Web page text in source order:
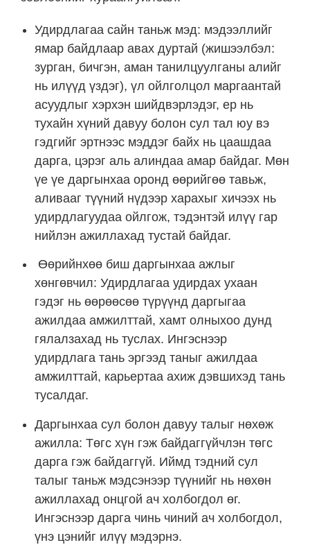
Удирдлагаа сайн таньж мэд: мэдээллийг
ямар байдлаар авах дуртай (жишээлбэл:
зурган, бичгэн, аман танилцуулганы алийг
нь илүүд үздэг), үл ойлголцол маргаантай
асуудлыг хэрхэн шийдвэрлэдэг, ер нь
тухайн хүний давуу болон сул тал юу вэ
гэдгийг эртнээс мэддэг байх нь цаашдаа
дарга, цэрэг аль алиндаа амар байдаг. Мөн
үе үе даргынхаа оронд өөрийгөө тавьж,
аливааг түүний нүдээр харахыг хичээх нь
удирдлагуудаа ойлгож, тэдэнтэй илүү гар
нийлэн ажиллахад тустай байдаг.
Өөрийнхөө биш даргынхаа ажлыг
хөнгөвчил: Удирдлагаа удирдах ухаан
гэдэг нь өөрөөсөө түрүүнд даргыгаа
ажилдаа амжилттай, хамт олныхоо дунд
гялалзахад нь туслах. Ингэснээр
удирдлага тань эргээд таныг ажилдаа
амжилттай, карьертаа ахиж дэвшихэд тань
тусалдаг.
Даргынхаа сул болон давуу талыг нөхөж
ажилла: Төгс хүн гэж байдаггүйчлэн төгс
дарга гэж байдаггүй. Иймд тэдний сул
талыг таньж мэдсэнээр түүнийг нь нөхөн
ажиллахад онцгой ач холбогдол өг.
Ингэснээр дарга чинь чиний ач холбогдол,
үнэ цэнийг илүү мэдэрнэ.